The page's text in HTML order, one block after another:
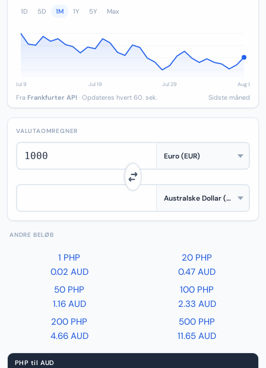
1D 5D 1M 1Y 5Y Max
Fra Frankfurter API · Opdateres hvert 60. sek. Sidste måned
VALUTAOMREGNER
ANDRE BELØB
1 PHP
0.02 AUD
20 PHP
0.47 AUD
50 PHP
1.16 AUD
100 PHP
2.33 AUD
200 PHP
4.66 AUD
500 PHP
11.65 AUD
PHP til AUD